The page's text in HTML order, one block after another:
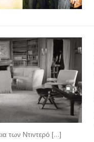
των Ντιντερό […]